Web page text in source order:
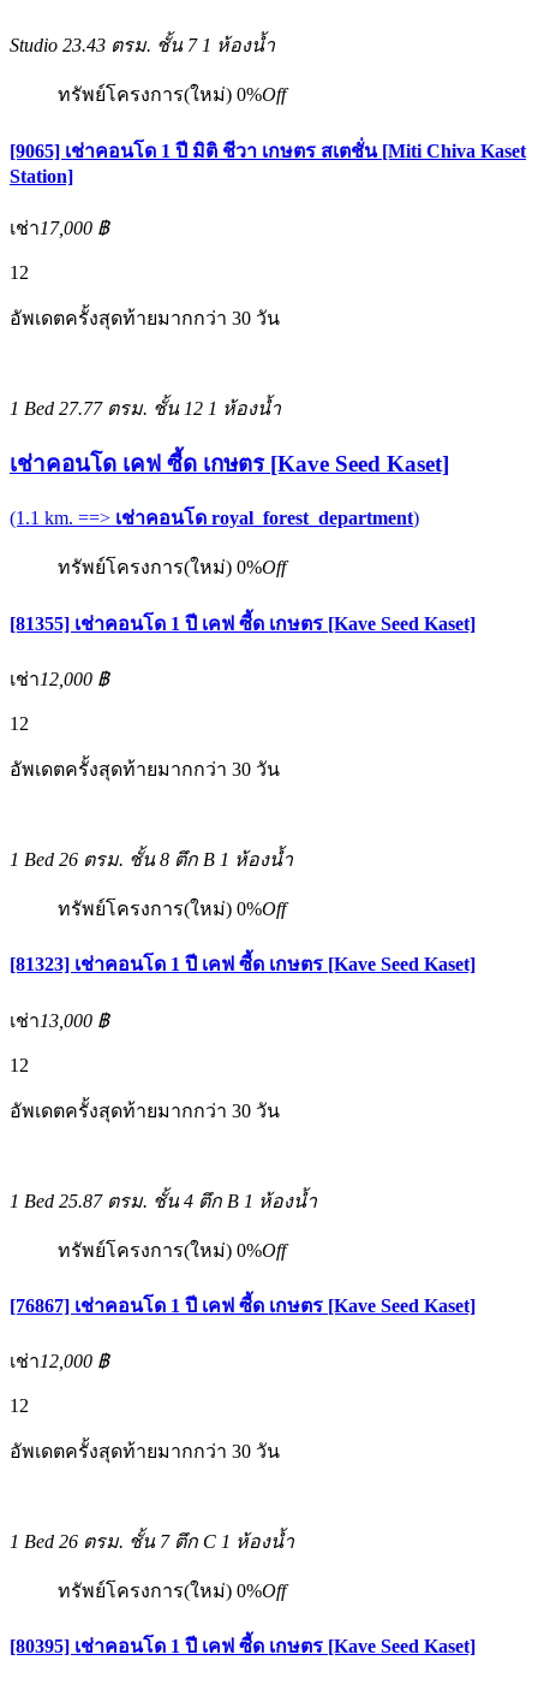
Studio 23.43 ตรม. ชั้น 7 1 ห้องน้ำ
ทรัพย์โครงการ(ใหม่) 0%Off
[9065] เช่าคอนโด 1 ปี มิติ ชีวา เกษตร สเตชั่น [Miti Chiva Kaset
Station]
เช่า17,000 ฿
12
อัพเดตครั้งสุดท้ายมากกว่า 30 วัน
1 Bed 27.77 ตรม. ชั้น 12 1 ห้องน้ำ
เช่าคอนโด เคฟ ซี้ด เกษตร [Kave Seed Kaset]
(1.1 km. ==> เช่าคอนโด royal_forest_department)
ทรัพย์โครงการ(ใหม่) 0%Off
[81355] เช่าคอนโด 1 ปี เคฟ ซี้ด เกษตร [Kave Seed Kaset]
เช่า12,000 ฿
12
อัพเดตครั้งสุดท้ายมากกว่า 30 วัน
1 Bed 26 ตรม. ชั้น 8 ตึก B 1 ห้องน้ำ
ทรัพย์โครงการ(ใหม่) 0%Off
[81323] เช่าคอนโด 1 ปี เคฟ ซี้ด เกษตร [Kave Seed Kaset]
เช่า13,000 ฿
12
อัพเดตครั้งสุดท้ายมากกว่า 30 วัน
1 Bed 25.87 ตรม. ชั้น 4 ตึก B 1 ห้องน้ำ
ทรัพย์โครงการ(ใหม่) 0%Off
[76867] เช่าคอนโด 1 ปี เคฟ ซี้ด เกษตร [Kave Seed Kaset]
เช่า12,000 ฿
12
อัพเดตครั้งสุดท้ายมากกว่า 30 วัน
1 Bed 26 ตรม. ชั้น 7 ตึก C 1 ห้องน้ำ
ทรัพย์โครงการ(ใหม่) 0%Off
[80395] เช่าคอนโด 1 ปี เคฟ ซี้ด เกษตร [Kave Seed Kaset]